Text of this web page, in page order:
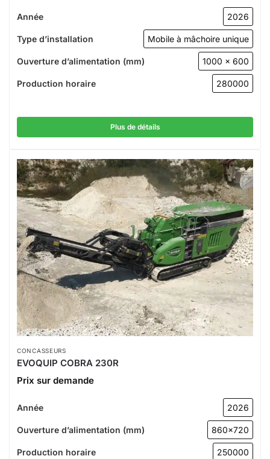
Année 2026
Type d’installation Mobile à mâchoire unique
Ouverture d’alimentation (mm) 1000 x 600
Production horaire 280000
Plus de détails
CONCASSEURS
EVOQUIP COBRA 230R
Prix sur demande
Année 2026
Ouverture d’alimentation (mm) 860x720
Production horaire 250000